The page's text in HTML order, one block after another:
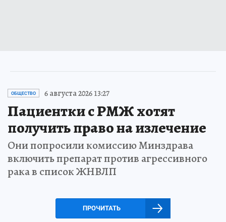
ОБЩЕСТВО 6 августа 2026 13:27
Пациентки с РМЖ хотят
получить право на излечение
Они попросили комиссию Минздрава
включить препарат против агрессивного
рака в список ЖНВЛП
ПРОЧИТАТЬ